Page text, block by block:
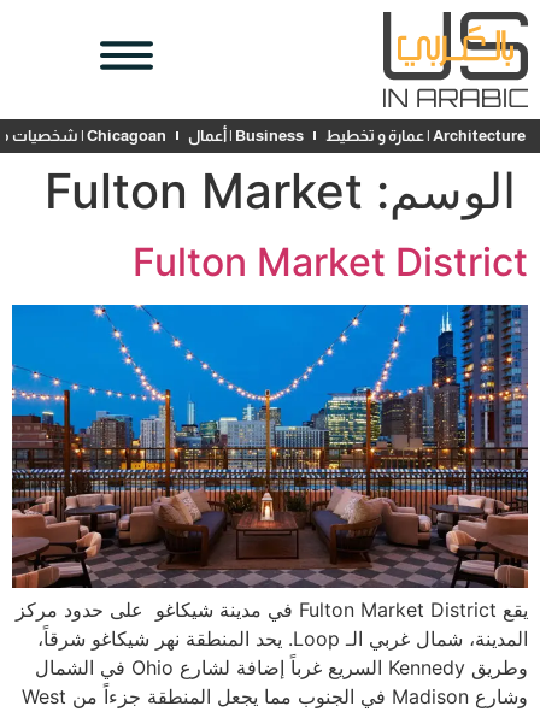
Architecture | عمارة و تخطيط Business | أعمال Chicagoan | شخصيات محلية
الوسم: Fulton Market
Fulton Market District
يقع Fulton Market District في مدينة شيكاغو على حدود مركز
المدينة، شمال غربي الـ Loop. يحد المنطقة نهر شيكاغو شرقاً،
وطريق Kennedy السريع غرباً إضافة لشارع Ohio في الشمال
وشارع Madison في الجنوب مما يجعل المنطقة جزءاً من West